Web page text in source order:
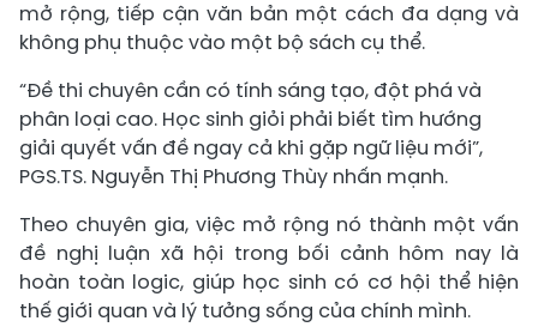
mở rộng, tiếp cận văn bản một cách đa dạng và
không phụ thuộc vào một bộ sách cụ thể.
“Đề thi chuyên cần có tính sáng tạo, đột phá và
phân loại cao. Học sinh giỏi phải biết tìm hướng
giải quyết vấn đề ngay cả khi gặp ngữ liệu mới”,
PGS.TS. Nguyễn Thị Phương Thùy nhấn mạnh.
Theo chuyên gia, việc mở rộng nó thành một vấn
đề nghị luận xã hội trong bối cảnh hôm nay là
hoàn toàn logic, giúp học sinh có cơ hội thể hiện
thế giới quan và lý tưởng sống của chính mình.